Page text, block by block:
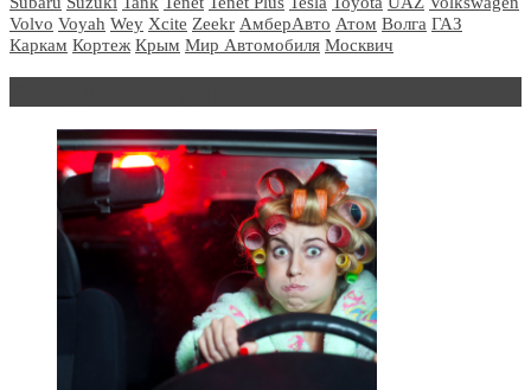
Volvo Voyah Wey Xcite Zeekr АмберАвто Атом Волга ГАЗ
Каркам Кортеж Крым Мир Автомобиля Москвич